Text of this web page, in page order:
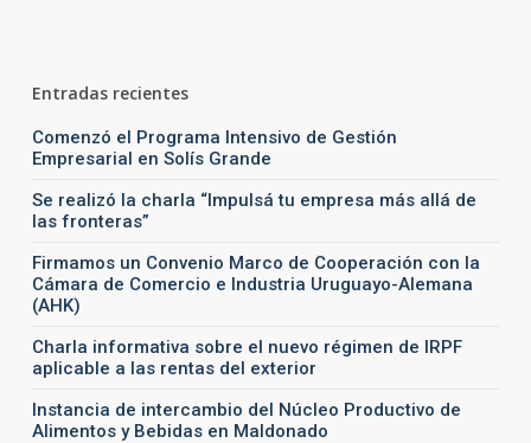
Entradas recientes
Comenzó el Programa Intensivo de Gestión
Empresarial en Solís Grande
Se realizó la charla “Impulsá tu empresa más allá de
las fronteras”
Firmamos un Convenio Marco de Cooperación con la
Cámara de Comercio e Industria Uruguayo-Alemana
(AHK)
Charla informativa sobre el nuevo régimen de IRPF
aplicable a las rentas del exterior
Instancia de intercambio del Núcleo Productivo de
Alimentos y Bebidas en Maldonado